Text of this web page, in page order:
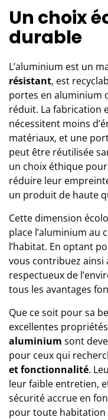
Un choix
durable
L’aluminium est un
résistant, est
portes en aluminium
réduit. La fabrication
nécessitent moins
matériaux, et une
peut être réutilisée
un choix éthique
réduire leur
un produit de haute
Cette dimension
place l’aluminium
l’habitat. En optant
vous contribuez ainsi
respectueux de
tous les avantages
Que ce soit pour sa
excellentes
aluminium sont
pour ceux qui
et fonctionnalité.
leur faible entretien,
sécurité accrue en
pour toute habitation